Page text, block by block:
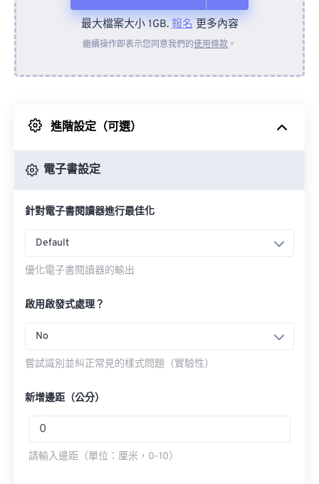
來自裝置
來自 Google 雲端硬碟
最大檔案大小 1GB.報名更多內容
繼續操作即表示您同意我們的使用條款 。
進階設定（可選）
電子書設定
針對電子書閱讀器進行最佳化
Default
優化電子書閱讀器的輸出
啟用啟發式處理？
No
嘗試識別並糾正常見的樣式問題（實驗性）
新增邊距（公分）
請輸入邊距（單位：厘米，0-10）